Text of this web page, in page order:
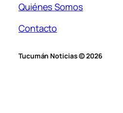
Quiénes Somos
Contacto
Tucumán Noticias © 2026